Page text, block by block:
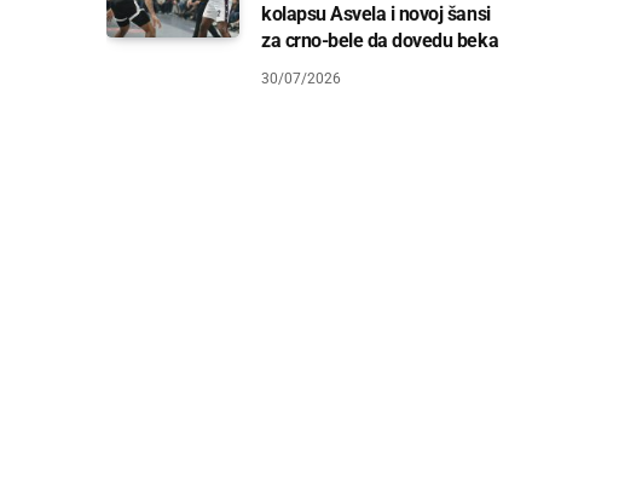
kolapsu Asvela i novoj šansi
za crno-bele da dovedu beka
30/07/2026